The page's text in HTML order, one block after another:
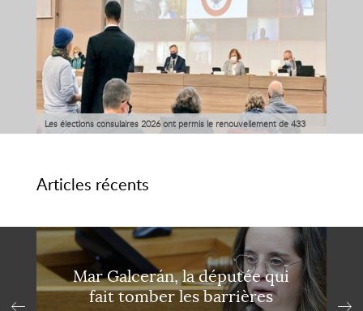
Les élections consulaires 2026 ont permis le renouvellement de 433
l’importance de ces élus dans la représentation des expatriés.
Articles récents
Mar Galcerán, la députée qui
fait tomber les barrières